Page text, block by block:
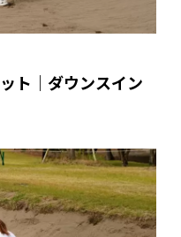
ト｜ダウンスイン